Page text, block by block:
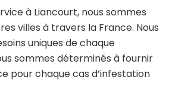
à Liancourt, nous sommes
villes à travers la France. Nous
uniques de chaque
sommes déterminés à fournir
pour chaque cas d’infestation